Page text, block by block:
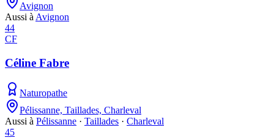
Avignon
Aussi à Avignon
44
CF
Céline Fabre
Naturopathe
Pélissanne, Taillades, Charleval
Aussi à Pélissanne · Taillades · Charleval
45